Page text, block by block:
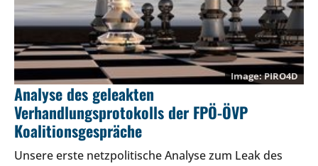
PIRO4D
Analyse des geleakten
Verhandlungsprotokolls der FPÖ-ÖVP
Koalitionsgespräche
Unsere erste netzpolitische Analyse zum Leak des